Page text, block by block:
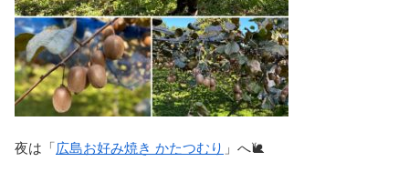
夜は「広島お好み焼き かたつむり 」へ🐌